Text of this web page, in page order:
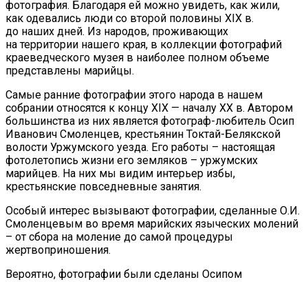
фотография. Благодаря ей можно увидеть, как жили,
как одевались люди со второй половины ХIХ в.
до наших дней. Из народов, проживающих
на территории нашего края, в коллекции фотографий
краеведческого музея в наиболее полном объеме
представлены марийцы.
Самые ранние фотографии этого народа в нашем
собрании относятся к концу ХIХ — началу ХХ в. Автором
большинства из них является фотограф-любитель Осип
Иванович Смоленцев, крестьянин Токтай-Белякской
волости Уржумского уезда. Его работы – настоящая
фотолетопись жизни его земляков – уржумских
марийцев. На них мы видим интерьер избы,
крестьянские повседневные занятия.
Особый интерес вызывают фотографии, сделанные О.И.
Смоленцевым во время марийских языческих молений
– от сбора на моление до самой процедуры
жертвоприношения.
Вероятно, фотографии были сделаны Осипом